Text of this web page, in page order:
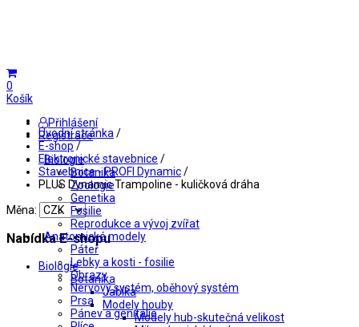
0
Košík
Přihlášení
Registrace
Biologie
Botanika
Zoologie
Genetika
Fosilie
Reprodukce a vývoj zvířat
Anatomické modely
Páteř
Lebky a kosti - fosilie
Obrazy
Nervový systém, oběhový systém
Prsa
Pánev a genitálie
Úvodní stránka /
E-shop /
Elektronické stavebnice /
Stavebnice - PROFI Dynamic/
PLUS Dynamic Trampoline - kuličková dráha
Měna:
Nabídka E-shopu
Biologie
Botanika
Jablka
Modely houby
Modely hub-skutečná velikost